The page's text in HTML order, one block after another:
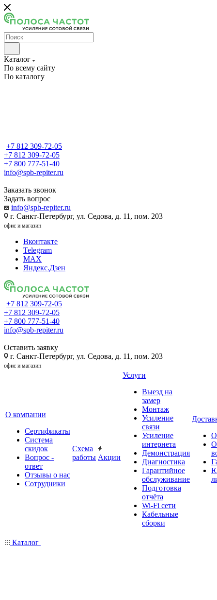
Каталог
По всему сайту
По каталогу
+7 812 309-72-05
+7 812 309-72-05
+7 800 777-51-40
info@spb-repiter.ru
Заказать звонок
Задать вопрос
info@spb-repiter.ru
г. Санкт-Петербург, ул. Седова, д. 11, пом. 203
офис и магазин
Вконтакте
Telegram
MAX
Яндекс.Дзен
+7 812 309-72-05
+7 812 309-72-05
+7 800 777-51-40
info@spb-repiter.ru
Оставить заявку
г. Санкт-Петербург, ул. Седова, д. 11, пом. 203
офис и магазин
О компании
Сертификаты
Система
скидок
Вопрос -
ответ
Отзывы о нас
Сотрудники
Схема
работы Акции
Услуги
Выезд на
замер
Монтаж
Усиление
связи
Усиление
интернета
Демонстрация
Диагностика
Гарантийное
обслуживание
Подготовка
отчёта
Wi-Fi сети
Кабельные
сборки
Каталог